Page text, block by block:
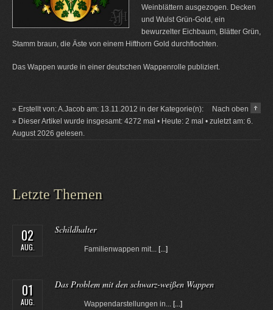
Weinblättern ausgezogen. Decken
und Wulst Grün-Gold, ein
bewurzelter Eichbaum, Blätter Grün,
Stamm braun, die Äste von einem Hifthorn Gold durchflochten.
Das Wappen wurde in einer deutschen Wappenrolle publiziert.
Nach oben
» Erstellt von: A.Jacob am: 13.11.2012 in der Kategorie(n):
» Dieser Artikel wurde insgesamt: 4272 mal • Heute: 2 mal • zuletzt am: 6.
August 2026 gelesen.
Letzte Themen
02
AUG.
Schildhalter
Familienwappen mit... [...]
01
AUG.
Das Problem mit den schwarz-weißen Wappen
Wappendarstellungen in... [...]